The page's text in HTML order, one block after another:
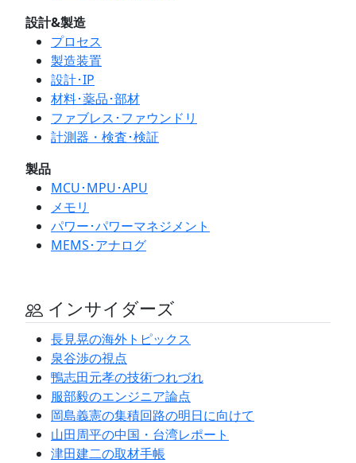
設計&製造
プロセス
製造装置
設計･IP
材料･薬品･部材
ファブレス･ファウンドリ
計測器・検査･検証
製品
MCU･MPU･APU
メモリ
パワー･パワーマネジメント
MEMS･アナログ
インサイダーズ
長見晃の海外トピックス
泉谷渉の視点
鴨志田元孝の技術つれづれ
服部毅のエンジニア論点
岡島義憲の集積回路の明日に向けて
山田周平の中国・台湾レポート
津田建二の取材手帳